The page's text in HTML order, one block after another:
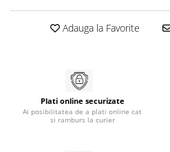
Adauga la Favorite
Plati online securizate
Ai posibilitatea de a plati online cat
si ramburs la curier